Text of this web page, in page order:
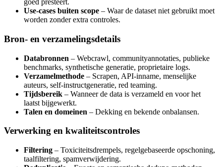
goed presteert.
Use-cases buiten scope – Waar de dataset niet gebruikt moet
worden zonder extra controles.
Bron- en verzamelingsdetails
Databronnen – Webcrawl, communityannotaties, publieke
benchmarks, synthetische generatie, proprietaire logs.
Verzamelmethode – Scrapen, API-inname, menselijke
auteurs, self-instructgeneratie, red teaming.
Tijdsbereik – Wanneer de data is verzameld en voor het
laatst bijgewerkt.
Talen en domeinen – Dekking en bekende onbalansen.
Verwerking en kwaliteitscontroles
Filtering – Toxiciteitsdrempels, regelgebaseerde opschoning,
taalfiltering, spamverwijdering.